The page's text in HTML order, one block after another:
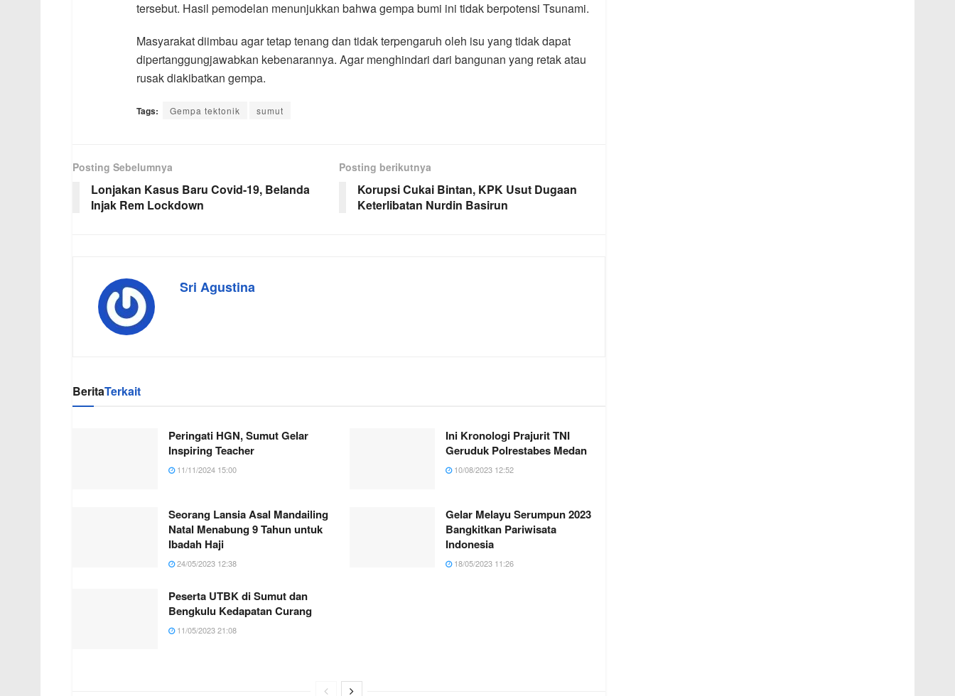
tersebut. Hasil pemodelan menunjukkan bahwa gempa bumi ini tidak berpotensi Tsunami.
Masyarakat diimbau agar tetap tenang dan tidak terpengaruh oleh isu yang tidak dapat
dipertanggungjawabkan kebenarannya. Agar menghindari dari bangunan yang retak atau
rusak diakibatkan gempa.
Tags: Gempa tektonik sumut
Posting Sebelumnya
Lonjakan Kasus Baru Covid-19, Belanda
Injak Rem Lockdown
Posting berikutnya
Korupsi Cukai Bintan, KPK Usut Dugaan
Keterlibatan Nurdin Basirun
Sri Agustina
BeritaTerkait
Peringati HGN, Sumut Gelar
Inspiring Teacher
11/11/2024 15:00
Ini Kronologi Prajurit TNI
Geruduk Polrestabes Medan
10/08/2023 12:52
Seorang Lansia Asal Mandailing
Natal Menabung 9 Tahun untuk
Ibadah Haji
24/05/2023 12:38
Gelar Melayu Serumpun 2023
Bangkitkan Pariwisata
Indonesia
18/05/2023 11:26
Peserta UTBK di Sumut dan
Bengkulu Kedapatan Curang
11/05/2023 21:08